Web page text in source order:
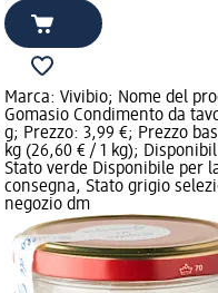
Marca: Vivibio; Nome del
Gomasio Condimento da
g; Prezzo: 3,99 €; Prezzo
kg (26,60 € / 1 kg);
Stato verde Disponibile per
consegna, Stato grigio
negozio dm